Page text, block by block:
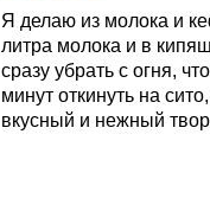
Я делаю из молока и
литра молока и в
сразу убрать с огня,
минут откинуть на
вкусный и нежный